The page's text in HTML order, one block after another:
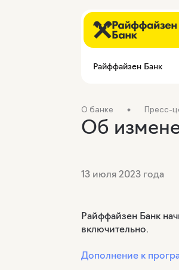
Райффайзен Банк
О банке Пресс-
Об
13 июля 2023 года
Райффайзен Банк
включительно.
Дополнение к